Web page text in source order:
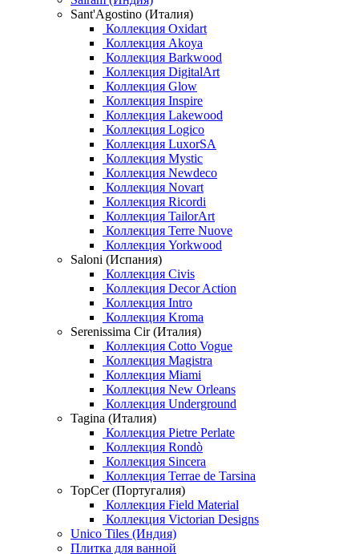
Sant'Agostino (Италия)
Коллекция Oxidart
Коллекция Akoya
Коллекция Barkwood
Коллекция DigitalArt
Коллекция Glow
Коллекция Inspire
Коллекция Lakewood
Коллекция Logico
Коллекция LuxorSA
Коллекция Mystic
Коллекция Newdeco
Коллекция Novart
Коллекция Ricordi
Коллекция TailorArt
Коллекция Terre Nuove
Коллекция Yorkwood
Saloni (Испания)
Коллекция Civis
Коллекция Decor Action
Коллекция Intro
Коллекция Kroma
Serenissima Cir (Италия)
Коллекция Cotto Vogue
Коллекция Magistra
Коллекция Miami
Коллекция New Orleans
Коллекция Underground
Tagina (Италия)
Коллекция Pietre Perlate
Коллекция Rondò
Коллекция Sincera
Коллекция Terrae de Tarsina
TopCer (Португалия)
Коллекция Field Material
Коллекция Victorian Designs
Unico Tiles (Индия)
Плитка для ванной